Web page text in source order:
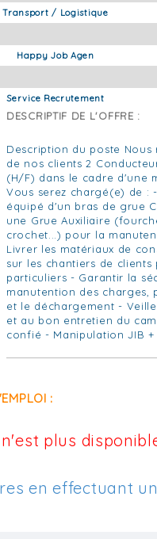
Transport / Logistique
Happy Job Agen
Service Recrutement
DESCRIPTIF DE L'OFFRE :
Description du poste
de nos clients 2
(H/F) dans le cadre d'une
Vous serez chargé(e) de :
équipé d'un bras de grue
une Grue Auxiliaire
crochet...) pour la
Livrer les matériaux de
sur les chantiers de
particuliers - Garantir la
manutention des charges,
et le déchargement -
et au bon entretien du
confié - Manipulation JIB
:
plus
en effectuant